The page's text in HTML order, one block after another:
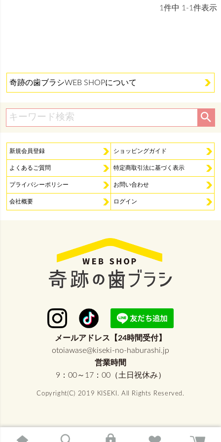
1 件中 1 -1 件表示
奇跡の歯ブラシWEB SHOPについて
新規会員登録 ショッピングガイド
よくあるご質問 特定商取引法に基づく表示
プライバシーポリシー お問い合わせ
会社概要 ログイン
メールアドレス【24時間受付】
otoiawase@kiseki-no-haburashi.jp
営業時間
9：00～17：00（土日祝休み）
Copyright(C) 2019 KISEKI. All Rights Reserved.